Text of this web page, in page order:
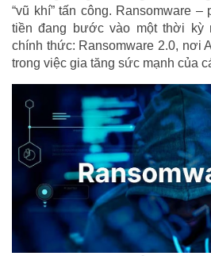
“vũ khí” tấn công. Ransomware –
tiền đang bước vào một thời kỳ
chính thức: Ransomware 2.0, nơi
trong việc gia tăng sức mạnh của